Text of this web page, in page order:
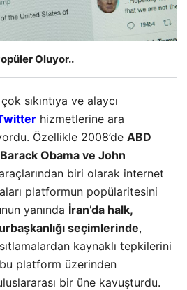
Oluyor..
sıkıntıya ve alaycı
hizmetlerine ara
Özellikle 2008’de ABD
Obama ve John
biri olarak internet
platformun popülaritesini
yanında İran’da halk,
seçimlerinde,
kaynaklı tepkilerini
platform üzerinden
uluslararası bir üne kavuşturdu.